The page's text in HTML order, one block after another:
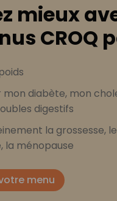
mieux
CROQ
diabète, mon
digestifs
la grossesse,
la ménopause
menu